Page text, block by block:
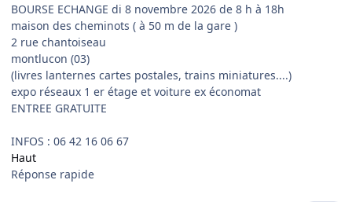
BOURSE ECHANGE di 8 novembre 2026 de 8 h à 18h
maison des cheminots ( à 50 m de la gare )
2 rue chantoiseau
montlucon (03)
(livres lanternes cartes postales, trains miniatures....)
expo réseaux 1 er étage et voiture ex économat
ENTREE GRATUITE
INFOS : 06 42 16 06 67
Haut
Réponse rapide